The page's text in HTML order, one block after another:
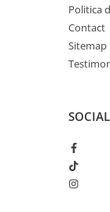
Politica
Contact
Sitemap
SOCIAL